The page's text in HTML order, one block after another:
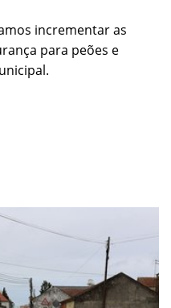
incrementar as
para peões e